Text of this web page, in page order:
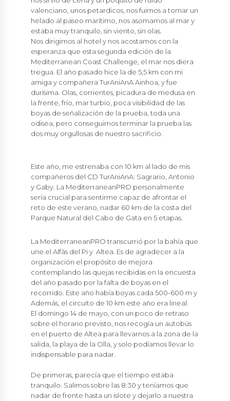
valenciano, unos petardicos, nos fuimos a tomar un
helado al paseo marítimo, nos asomamos al mar y
estaba muy tranquilo, sin viento, sin olas.
Nos dirigimos al hotel y nos acostamos con la
esperanza que esta segunda edición de la
Mediterranean Coast Challenge, el mar nos diera
tregua. El año pasado hice la de 5,5 km con mi
amiga y compañera TurAniAnA Ainhoa, y fue
durísima. Olas, corrientes, picadura de medusa en
la frente, frío, mar turbio, poca visibilidad de las
boyas de señalización de la prueba, toda una
odisea, pero conseguimos terminar la prueba las
dos muy orgullosas de nuestro sacrificio.
Este año, me estrenaba con 10 km al lado de mis
compañeros del CD TurAniAnA: Sagrario, Antonio
y Gaby. La MediterraneanPRO personalmente
sería crucial para sentirme capaz de afrontar el
reto de este verano, nadar 60 km de la costa del
Parque Natural del Cabo de Gata en 5 etapas.
La MediterraneanPRO transcurrió por la bahía que
une el Alfàs del Pi y Altea. Es de agradecer a la
organización el propósito de mejora
contemplando las quejas recibidas en la encuesta
del año pasado por la falta de boyas en el
recorrido. Este año había boyas cada 500-600 m y
Además, el circuito de 10 km este año era lineal.
El domingo 14 de mayo, con un poco de retraso
sobre el horario previsto, nos recogía un autobús
en el puerto de Altea para llevarnos a la zona de la
salida, la playa de la Olla, y solo podíamos llevar lo
indispensable para nadar.
De primeras, parecía que el tiempo estaba
tranquilo. Salimos sobre las 8:30 y teníamos que
nadar de frente hasta un islote y dejarlo a nuestra